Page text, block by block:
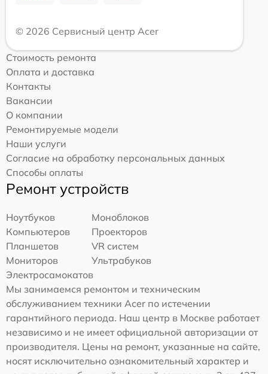
© 2026 Сервисный центр Acer
Стоимость ремонта
Оплата и доставка
Контакты
Вакансии
О компании
Ремонтируемые модели
Наши услуги
Согласие на обработку персональных данных
Способы оплаты
Ремонт устройств
Ноутбуков
Моноблоков
Компьютеров
Проекторов
Планшетов
VR систем
Мониторов
Ультрабуков
Электросамокатов
Мы занимаемся ремонтом и техническим
обслуживанием техники Acer по истечении
гарантийного периода. Наш центр в Москве работает
независимо и не имеет официальной авторизации от
производителя. Цены на ремонт, указанные на сайте,
носят исключительно ознакомительный характер и